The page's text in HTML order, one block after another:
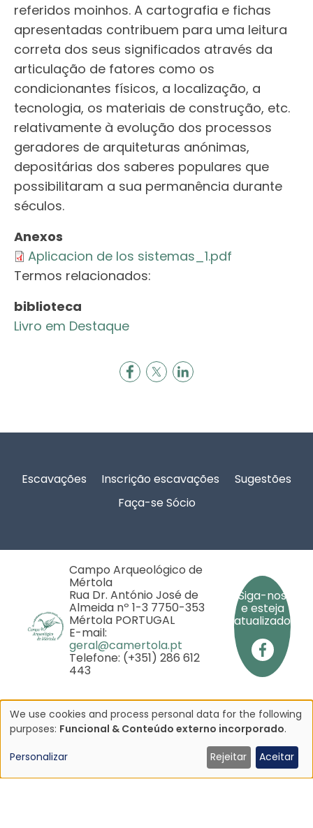
referidos moinhos. A cartografia e fichas
apresentadas contribuem para uma leitura
correta dos seus significados através da
articulação de fatores como os
condicionantes físicos, a localização, a
tecnologia, os materiais de construção, etc.
relativamente à evolução dos processos
geradores de arquiteturas anónimas,
depositárias dos saberes populares que
possibilitaram a sua permanência durante
séculos.
Anexos
Aplicacion de los sistemas_1.pdf
Termos relacionados:
biblioteca
Livro em Destaque
Rodapé
Escavações Inscrição escavações
Sugestões
Faça-se Sócio
Campo Arqueológico de
Mértola
Rua Dr. António José de
Almeida nº 1-3 7750-353
Mértola PORTUGAL
E-mail:
geral@camertola.pt
Telefone: (+351) 286 612
443
Siga-nos
e esteja
atualizado
Copyright © 2025 - Campo Arqueológico de Mértola
- Todos os direitos reservados
Utilização
de
dados
We use cookies and process personal data for the following
purposes: Funcional & Conteúdo externo incorporado.
Personalizar Rejeitar Aceitar